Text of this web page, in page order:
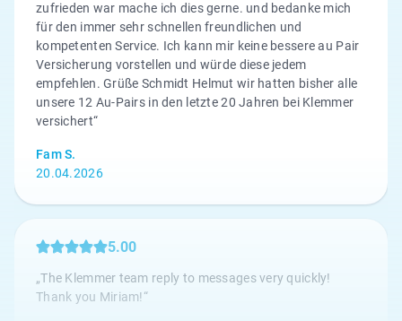
zufrieden war mache ich dies gerne. und bedanke mich
für den immer sehr schnellen freundlichen und
kompetenten Service. Ich kann mir keine bessere au Pair
Versicherung vorstellen und würde diese jedem
empfehlen. Grüße Schmidt Helmut wir hatten bisher alle
unsere 12 Au-Pairs in den letzte 20 Jahren bei Klemmer
versichert“
Fam S.
20.04.2026
5.00
„The Klemmer team reply to messages very quickly!
Thank you Miriam!“